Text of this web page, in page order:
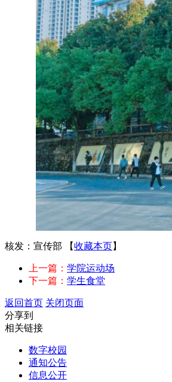
核发：宣传部 【收藏本页】
上一篇： 学院运动场
下一篇： 学生食堂
返回首页 关闭页面
分享到
相关链接
数字校园
通知公告
信息公开